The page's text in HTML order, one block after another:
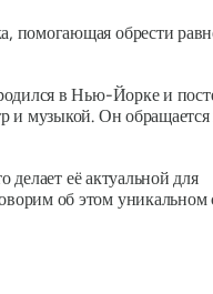
помогающая обрести
в Нью-Йорке и
и музыкой. Он
её актуальной для
об этом уникальном